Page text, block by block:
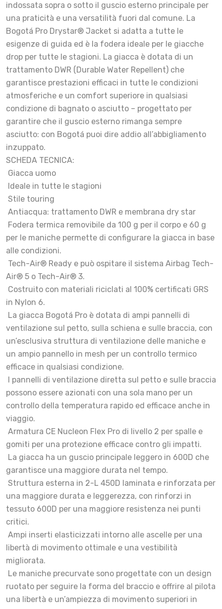
indossata sopra o sotto il guscio esterno principale per
una praticità e una versatilità fuori dal comune. La
Bogotá Pro Drystar® Jacket si adatta a tutte le
esigenze di guida ed è la fodera ideale per le giacche
drop per tutte le stagioni. La giacca è dotata di un
trattamento DWR (Durable Water Repellent) che
garantisce prestazioni efficaci in tutte le condizioni
atmosferiche e un comfort superiore in qualsiasi
condizione di bagnato o asciutto – progettato per
garantire che il guscio esterno rimanga sempre
asciutto: con Bogotá puoi dire addio all’abbigliamento
inzuppato.
SCHEDA TECNICA:
­ Giacca uomo
­ Ideale in tutte le stagioni
­ Stile touring
­ Antiacqua: trattamento DWR e membrana dry star
­ Fodera termica removibile da 100 g per il corpo e 60 g
per le maniche permette di configurare la giacca in base
alle condizioni.
­ Tech-Air® Ready e può ospitare il sistema Airbag Tech-
Air® 5 o Tech-Air® 3.
­ Costruito con materiali riciclati al 100% certificati GRS
in Nylon 6.
­ La giacca Bogotá Pro è dotata di ampi pannelli di
ventilazione sul petto, sulla schiena e sulle braccia, con
un’esclusiva struttura di ventilazione delle maniche e
un ampio pannello in mesh per un controllo termico
efficace in qualsiasi condizione.
­ I pannelli di ventilazione diretta sul petto e sulle braccia
possono essere azionati con una sola mano per un
controllo della temperatura rapido ed efficace anche in
viaggio.
­ Armatura CE Nucleon Flex Pro di livello 2 per spalle e
gomiti per una protezione efficace contro gli impatti.
­ La giacca ha un guscio principale leggero in 600D che
garantisce una maggiore durata nel tempo.
­ Struttura esterna in 2-L 450D laminata e rinforzata per
una maggiore durata e leggerezza, con rinforzi in
tessuto 600D per una maggiore resistenza nei punti
critici.
­ Ampi inserti elasticizzati intorno alle ascelle per una
libertà di movimento ottimale e una vestibilità
migliorata.
­ Le maniche precurvate sono progettate con un design
ruotato per seguire la forma del braccio e offrire al pilota
una libertà e un’ampiezza di movimento superiori in